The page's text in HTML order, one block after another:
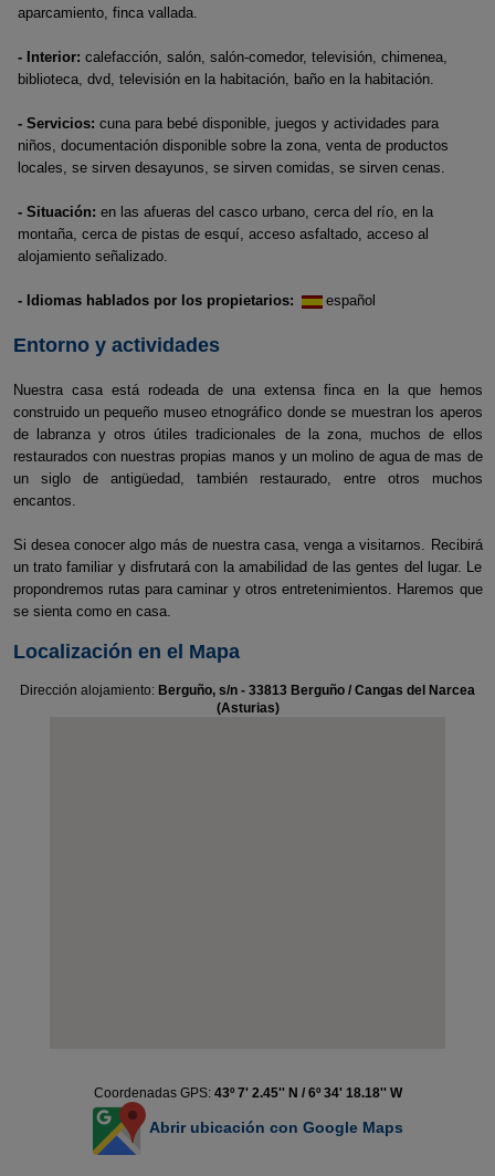
aparcamiento, finca vallada.
- Interior: calefacción, salón, salón-comedor, televisión, chimenea,
biblioteca, dvd, televisión en la habitación, baño en la habitación.
- Servicios: cuna para bebé disponible, juegos y actividades para
niños, documentación disponible sobre la zona, venta de productos
locales, se sirven desayunos, se sirven comidas, se sirven cenas.
- Situación: en las afueras del casco urbano, cerca del río, en la
montaña, cerca de pistas de esquí, acceso asfaltado, acceso al
alojamiento señalizado.
- Idiomas hablados por los propietarios: español
Entorno y actividades
Nuestra casa está rodeada de una extensa finca en la que hemos
construido un pequeño museo etnográfico donde se muestran los aperos
de labranza y otros útiles tradicionales de la zona, muchos de ellos
restaurados con nuestras propias manos y un molino de agua de mas de
un siglo de antigüedad, también restaurado, entre otros muchos
encantos.
Si desea conocer algo más de nuestra casa, venga a visitarnos. Recibirá
un trato familiar y disfrutará con la amabilidad de las gentes del lugar. Le
propondremos rutas para caminar y otros entretenimientos. Haremos que
se sienta como en casa.
Localización en el Mapa
Dirección alojamiento: Berguño, s/n - 33813 Berguño / Cangas del Narcea
(Asturias)
Coordenadas GPS: 43º 7' 2.45'' N / 6º 34' 18.18'' W
Abrir ubicación con Google Maps